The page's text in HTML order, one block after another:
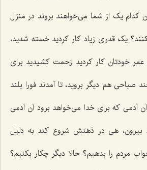
کدام یک از شما می‌خواهند بروند در منزل
یک قدری زیاد کار کردید خسته شدید،
عمر خودتان کار کردید زحمت کشیدید برای
صباحی هم دیگر بروید، تا آمدند فورا بلند
آدمی که برای خدا می‌خواهد برود آن آدمی
بیرون، هی در ذهنش شروع کند به دلیل
مردم را بدهیم؟ حالا دیگر چکار بکنیم؟